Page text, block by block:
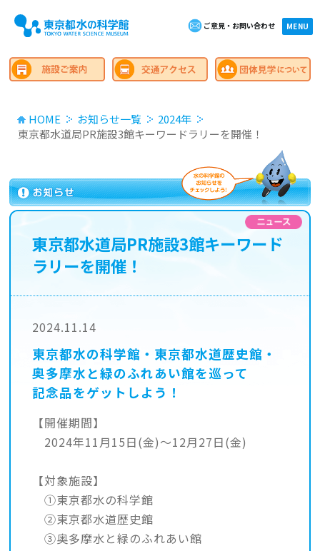
ご意見・お問い合わせ MENU
×close
HOME お知らせ一覧
2024年
東京都水道局PR施設3館キーワードラリーを開催！
東京都水道局PR施設3館キーワード
ラリーを開催！
2024.11.14
東京都水の科学館・東京都水道歴史館・
奥多摩水と緑のふれあい館を巡って
記念品をゲットしよう！
【開催期間】
2024年11月15日(金)～12月27日(金)
【対象施設】
①東京都水の科学館
②東京都水道歴史館
③奥多摩水と緑のふれあい館